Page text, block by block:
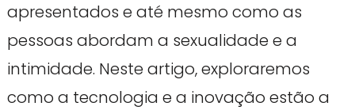
apresentados e até mesmo como as
pessoas abordam a sexualidade e a
intimidade. Neste artigo, exploraremos
como a tecnologia e a inovação estão a